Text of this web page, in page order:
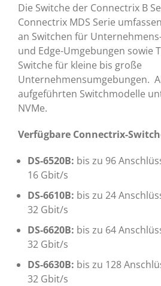
Die Switche der Connectrix B
Connectrix MDS Serie
an Switchen für
und Edge-Umgebungen sowie
Switche für kleine bis große
Unternehmensumgebungen.
aufgeführten Switchmodelle
NVMe.
Verfügbare Connectrix-
DS-6520B: bis zu 96
16 Gbit/s
DS-6610B: bis zu 24
32 Gbit/s
DS-6620B: bis zu 64
32 Gbit/s
DS-6630B: bis zu 128
32 Gbit/s